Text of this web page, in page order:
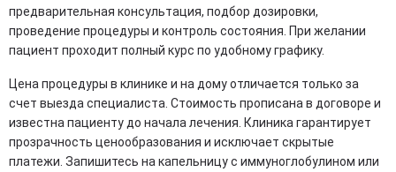
предварительная консультация, подбор дозировки,
проведение процедуры и контроль состояния. При желании
пациент проходит полный курс по удобному графику.
Цена процедуры в клинике и на дому отличается только за
счет выезда специалиста. Стоимость прописана в договоре и
известна пациенту до начала лечения. Клиника гарантирует
прозрачность ценообразования и исключает скрытые
платежи. Запишитесь на капельницу с иммуноглобулином или